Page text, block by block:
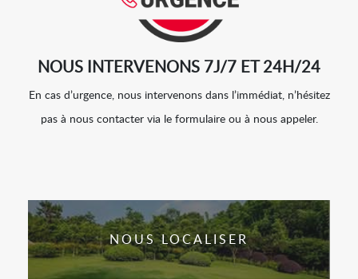
NOUS INTERVENONS 7J/7 ET 24H/24
En cas d’urgence, nous intervenons dans l’immédiat, n’hésitez
pas à nous contacter via le formulaire ou à nous appeler.
NOUS LOCALISER